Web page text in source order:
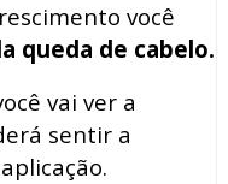
você
queda de cabelo.
vai ver a
sentir a